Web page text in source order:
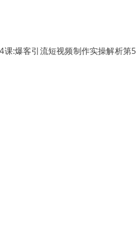
:爆客引流短视频制作实操解析第5